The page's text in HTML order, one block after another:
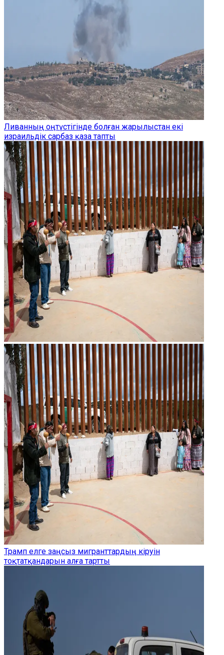
Ливанның оңтүстігінде болған жарылыстан екі
израильдік сарбаз қаза тапты
Трамп елге заңсыз мигранттардың кіруін
тоқтатқандарын алға тартты